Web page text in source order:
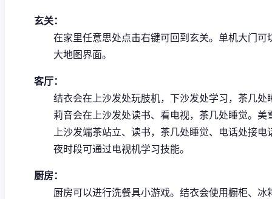
玄关：
在家里任意思处点击右键可回到玄关。 单机大门可
大地图界面。
客厅：
结衣会在上沙发处玩肢机，下沙发处学习，茶几处
莉音会在上沙发处读书、看电视，茶几处睡觉。 美
上沙发端茶站立、读书，茶几处睡觉、电话处接电
夜时段可通过电视机学习技能。
厨房：
厨房可以进行洗餐具小游戏。 结衣会使用橱柜、冰